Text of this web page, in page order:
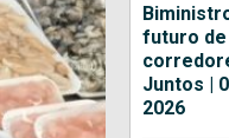
futuro
Juntos |
2026